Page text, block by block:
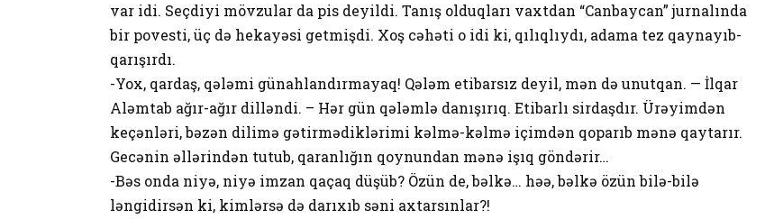
var idi. Seçdiyi mövzular da pis deyildi. Tanış olduqları vaxtdan “Canbaycan” jurnalında
bir povesti, üç də hekayəsi getmişdi. Xoş cəhəti o idi ki, qılıqlıydı, adama tez qaynayıb-
qarışırdı.
-Yox, qardaş, qələmi günahlandırmayaq! Qələm etibarsız deyil, mən də unutqan. — İlqar
Aləmtab ağır-ağır dilləndi. – Hər gün qələmlə danışırıq. Etibarlı sirdaşdır. Ürəyimdən
keçənləri, bəzən dilimə gətirmədiklərimi kəlmə-kəlmə içimdən qoparıb mənə qaytarır.
Gecənin əllərindən tutub, qaranlığın qoynundan mənə işıq göndərir…
-Bəs onda niyə, niyə imzan qaçaq düşüb? Özün de, bəlkə… həə, bəlkə özün bilə-bilə
ləngidirsən ki, kimlərsə də darıxıb səni axtarsınlar?!